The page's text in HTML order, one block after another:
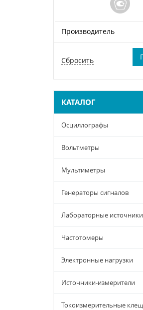
Производитель
КАТАЛОГ
Осциллографы
Вольтметры
Мультиметры
Генераторы сигналов
Лабораторные
Частотомеры
Электронные нагрузки
Источники-измерители
Токоизмерительные